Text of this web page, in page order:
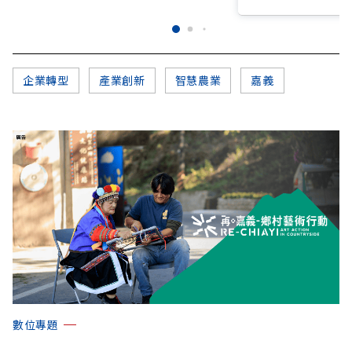
企業轉型 產業創新 智慧農業 嘉義
數位專題